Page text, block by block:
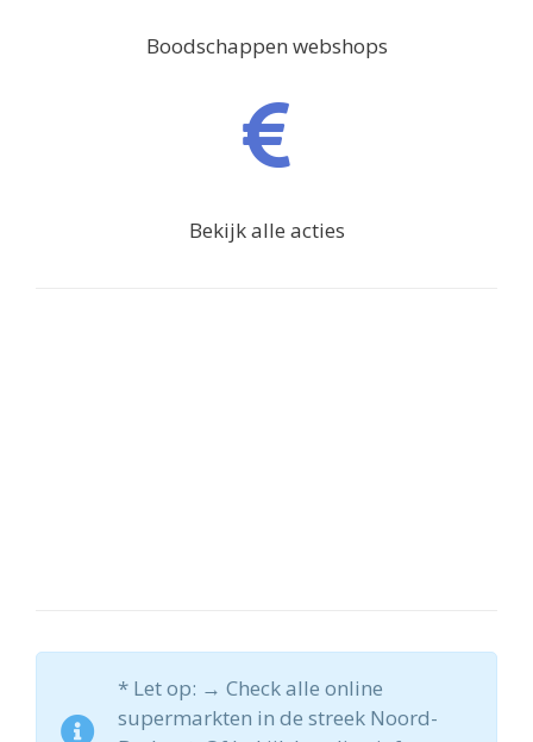
Boodschappen webshops
Bekijk alle acties
* Let op: → Check alle online
supermarkten in de streek Noord-